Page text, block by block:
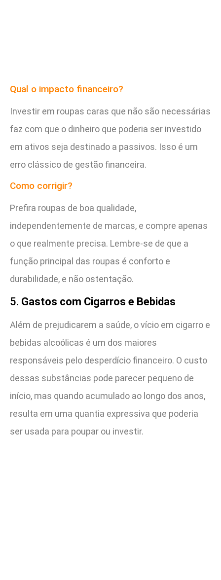
Qual o impacto financeiro?
Investir em roupas caras que não são necessárias
faz com que o dinheiro que poderia ser investido
em ativos seja destinado a passivos. Isso é um
erro clássico de gestão financeira.
Como corrigir?
Prefira roupas de boa qualidade,
independentemente de marcas, e compre apenas
o que realmente precisa. Lembre-se de que a
função principal das roupas é conforto e
durabilidade, e não ostentação.
5. Gastos com Cigarros e Bebidas
Além de prejudicarem a saúde, o vício em cigarro e
bebidas alcoólicas é um dos maiores
responsáveis pelo desperdício financeiro. O custo
dessas substâncias pode parecer pequeno de
início, mas quando acumulado ao longo dos anos,
resulta em uma quantia expressiva que poderia
ser usada para poupar ou investir.